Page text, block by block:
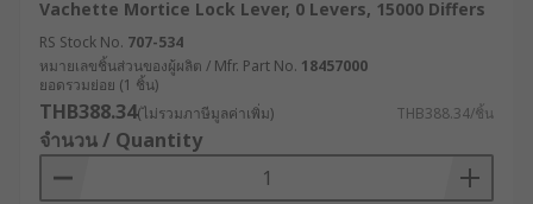
Vachette Mortice Lock Lever, 0 Levers, 15000 Differs
RS Stock No. 707-534
หมายเลขชิ้นส่วนของผู้ผลิต / Mfr. Part No. 18457000
ยอดรวมย่อย (1 ชิ้น)
THB388.34(ไม่รวมภาษีมูลค่าเพิ่ม) THB388.34/ชิ้น
จำนวน / Quantity